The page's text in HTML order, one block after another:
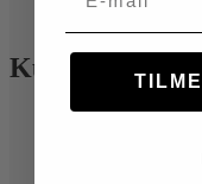
Kundeservice
Gratis ombytning